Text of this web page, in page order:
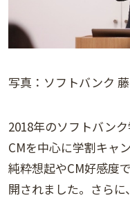
写真：ソフトバンク
2018年のソフトバン
CMを中心に学割キャ
純粋想起やCM好感度
開されました。さら